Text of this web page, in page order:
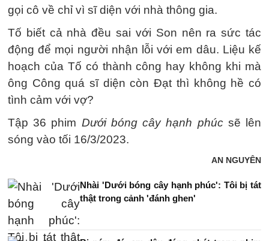
gọi cô về chỉ vì sĩ diện với nhà thông gia.
Tố biết cả nhà đều sai với Son nên ra sức tác
động để mọi người nhận lỗi với em dâu. Liệu kế
hoạch của Tố có thành công hay không khi mà
ông Công quá sĩ diện còn Đạt thì không hề có
tình cảm với vợ?
Tập 36 phim Dưới bóng cây hạnh phúcsẽ lên
sóng vào tối 16/3/2023.
AN NGUYÊN
Nhài 'Dưới bóng cây hạnh phúc': Tôi bị tát
thật trong cảnh 'đánh ghen'